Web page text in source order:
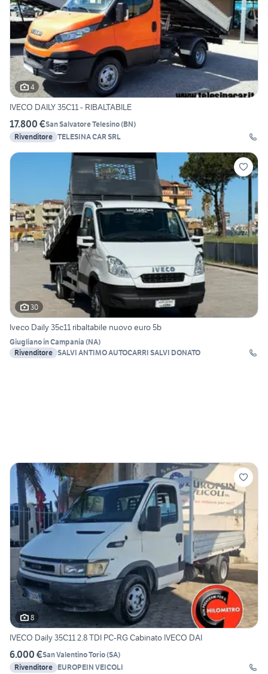
4
IVECO DAILY 35C11 - RIBALTABILE
17.800 €San Salvatore Telesino(BN)
Rivenditore TELESINA CAR SRL
30
Iveco Daily 35c11 ribaltabile nuovo euro 5b
Giugliano in Campania (NA)
Rivenditore SALVI ANTIMO AUTOCARRI SALVI DONATO
8
IVECO Daily 35C11 2.8 TDI PC-RG Cabinato IVECO DAI
6.000 €San Valentino Torio(SA)
Rivenditore EUROPEIN VEICOLI